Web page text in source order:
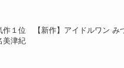
作１位 【新作】アイドルワン み
美津紀